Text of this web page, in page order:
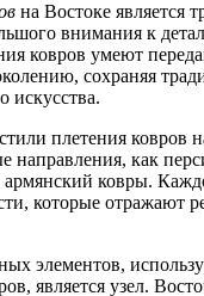
на Востоке является
внимания к
ковров умеют
сохраняя
искусства.
плетения ковров
направления, как
ковры.
которые отражают
элементов,
является узел.